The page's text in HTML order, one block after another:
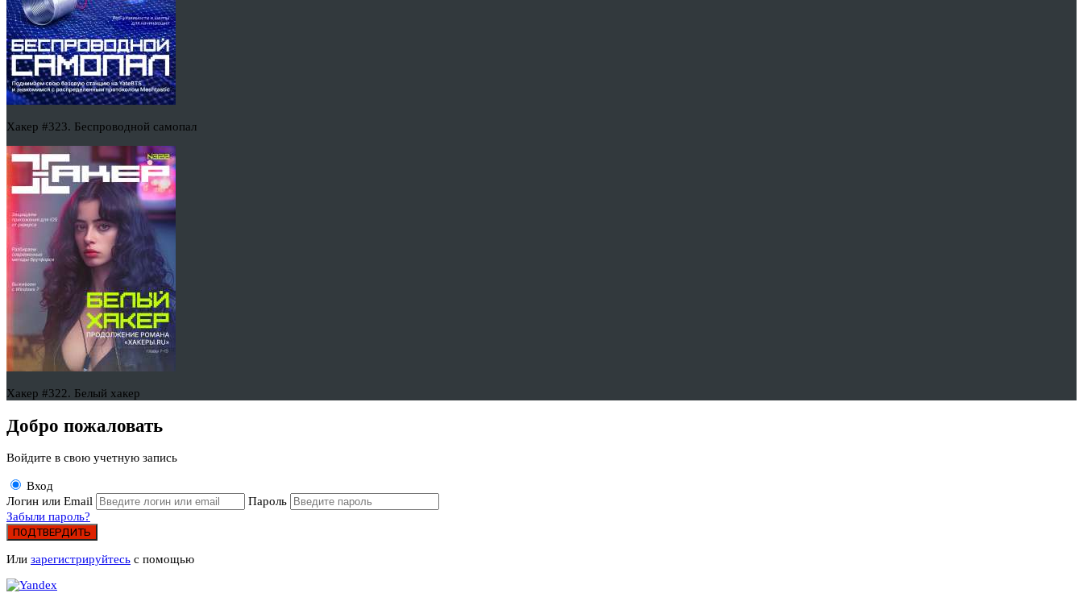
Хакер #323. Беспроводной самопал
Хакер #322. Белый хакер
Добро пожаловать
Войдите в свою учетную запись
Вход
Логин или Email
Пароль
Забыли пароль?
ПОДТВЕРДИТЬ
Или зарегистрируйтесь с помощью